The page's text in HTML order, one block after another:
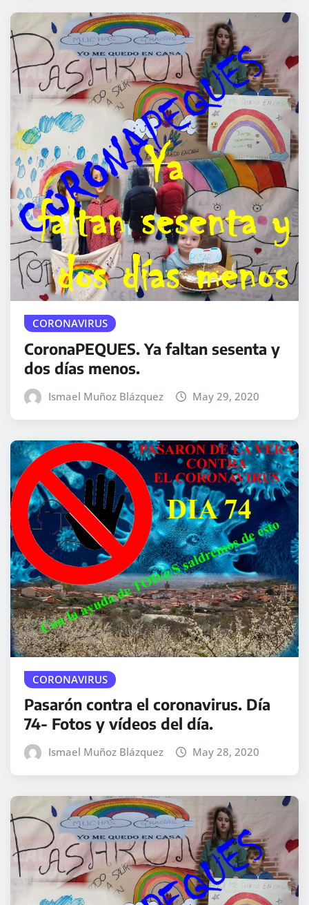
CORONAVIRUS
CoronaPEQUES. Ya faltan sesenta y
dos días menos.
Ismael Muñoz Blázquez May 29, 2020
CORONAVIRUS
Pasarón contra el coronavirus. Día
74- Fotos y vídeos del día.
Ismael Muñoz Blázquez May 28, 2020